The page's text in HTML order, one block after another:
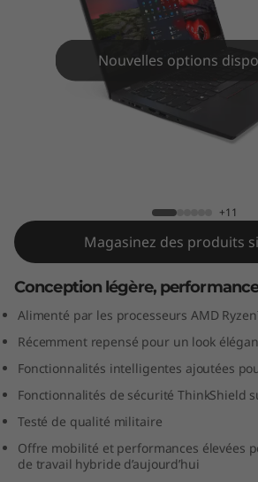
T
h
i
n
k
P
a
Ordinateur portable
Nouvelles options
+11
Magasinez des produits
Conception légère,
Alimenté par les processeurs AMD
Récemment repensé pour un look
Fonctionnalités intelligentes ajoutées
Fonctionnalités de sécurité ThinkShield
Testé de qualité militaire
Offre mobilité et performances élevées
de travail hybride d’aujourd’hui